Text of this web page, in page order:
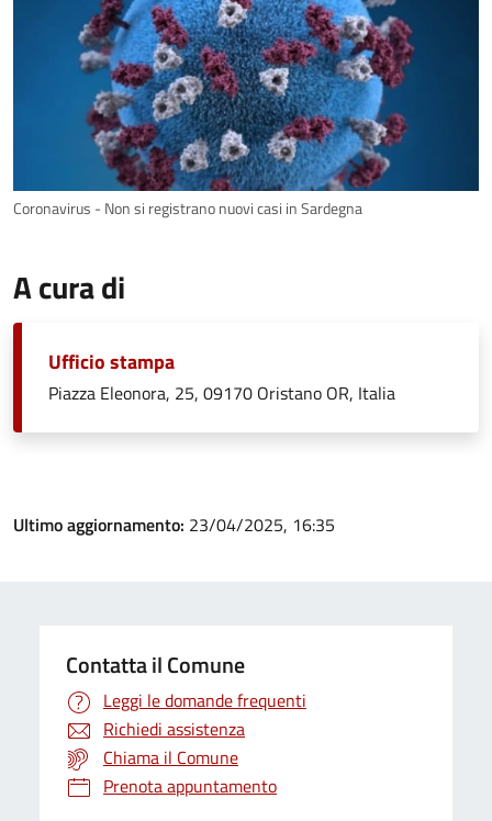
Coronavirus - Non si registrano nuovi casi in Sardegna
A cura di
Ufficio stampa
Piazza Eleonora, 25, 09170 Oristano OR, Italia
Ultimo aggiornamento: 23/04/2025, 16:35
Contatta il Comune
Leggi le domande frequenti
Richiedi assistenza
Chiama il Comune
Prenota appuntamento